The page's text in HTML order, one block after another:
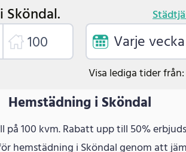
Sköndal.
Varje vecka
Visa lediga tider från:
Hemstädning i Sköndal
på 100 kvm. Rabatt upp till 50%
hemstädning i Sköndal genom att